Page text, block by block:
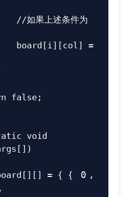
//如果上述条件为
                board
[i] [col]
=
false ;
void
[ ] )
[ ] [ ] = { { 0 ,
,